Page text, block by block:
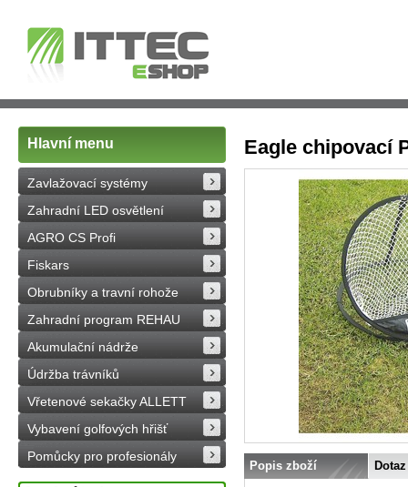
Hlavní menu
Zavlažovací systémy
Zahradní LED osvětlení
AGRO CS Profi
Fiskars
Obrubníky a travní rohože
Zahradní program REHAU
Akumulační nádrže
Údržba trávníků
Vřetenové sekačky ALLETT
Vybavení golfových hřišť
Pomůcky pro profesionály
Eagle chipovací
Popis zboží